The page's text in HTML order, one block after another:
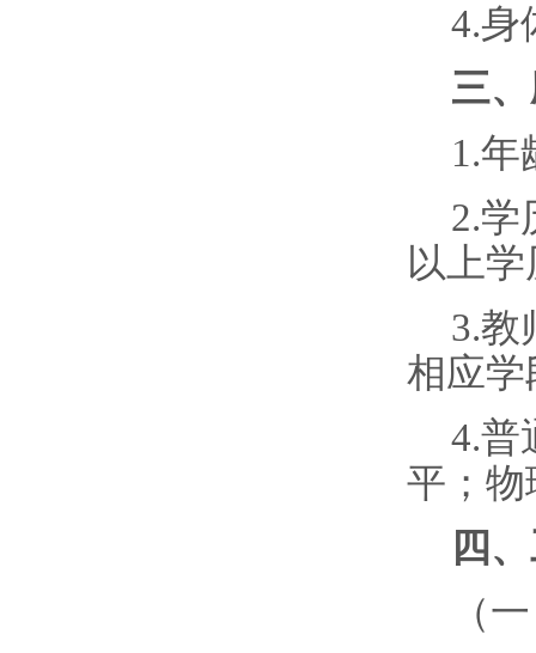
4.身
三
1.年
2.学
以上
3.教
相应学
4.普
平；物
四
（